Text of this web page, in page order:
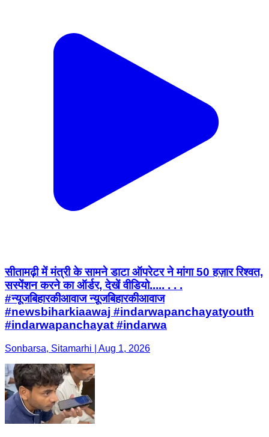
सीतामढ़ी में मंत्री के सामने डाटा ऑपरेटर ने मांगा 50 हज़ार रिश्वत,
सस्पेंशन करने का ऑर्डर, देखें वीडियो..... . . .
#न्यूजबिहारकीआवाज न्यू़जबिहारकीआवाज
#newsbiharkiaawaj #indarwapanchayatyouth
#indarwapanchayat #indarwa
Sonbarsa, Sitamarhi | Aug 1, 2026